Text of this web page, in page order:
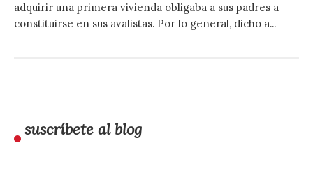
adquirir una primera vivienda obligaba a sus padres a
constituirse en sus avalistas. Por lo general, dicho a...
suscríbete al blog